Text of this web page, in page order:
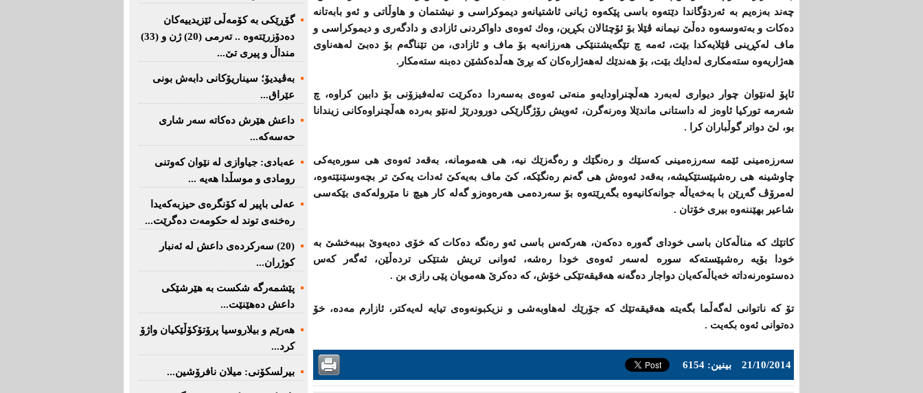
چه‌ند به‌زه‌یم به‌ ئه‌ردۆگاندا دێته‌وه‌ باسی‌ پێكه‌وه‌ ژیانی‌ ئاشتیانه‌و دیموكراسی‌ و نیشتمان و هاوڵاتی و ئه‌و بابه‌تانه‌
ده‌كات و به‌ته‌وسه‌وه‌ ده‌ڵێ‌ نیمانه‌ ڤێلا بۆ ئۆچئالان بكڕین، وه‌ك ئه‌وه‌ی‌ داواكردنی‌ ئازادی‌ و دادگه‌ری‌ و دیموكراسی‌ و
ماف له‌كڕینی‌ ڤێلایه‌كدا بێت، ئه‌مه‌ چ تێگه‌یشتنێكی‌ هه‌رزانه‌یه‌ بۆ ماف و ئازادی‌، من تێناگه‌م بۆ ده‌بێ‌ له‌هه‌ناوی‌
هه‌ژاریه‌وه‌ سته‌مكاری‌ له‌دایك بێت، بۆ هه‌ندێك له‌هه‌ژاره‌كان كه‌ بڕێ‌ هه‌ڵده‌كشێن ده‌بنه‌ سته‌مكار.
ئاپۆ له‌نێوان چوار دیواری‌ له‌به‌رد هه‌ڵچنراودایه‌و منه‌تی‌ ئه‌وه‌ی‌ به‌سه‌ردا ده‌كرێت ته‌له‌فیزۆنی‌ بۆ دابین كراوه‌، چ
شه‌رمه‌ توركیا ئاوه‌ز له‌ داستانی‌ ماندێلا وه‌رنه‌گرن، ئه‌ویش رۆژگارێكی‌ دورودرێژ له‌نێو به‌رده‌ هه‌ڵچنراوه‌كانی‌ زیندانا
بو، لێ‌ دواتر گوڵباران كرا .
سه‌رزه‌مینی‌ ئێمه‌ سه‌رزه‌مینی‌ كه‌سێك و ره‌نگێك و ره‌گه‌زێك نیه‌، هی‌ هه‌مومانه‌، به‌قه‌د ئه‌وه‌ی‌ هی‌ سوره‌یه‌كی‌
چاوشینه‌ هی‌ ره‌شپێستێكیشه‌، به‌قه‌د ئه‌وه‌ش هی‌ گه‌نم ره‌نگێكه‌، كێ‌ ماف به‌یه‌كێ‌ ئه‌دات یه‌كێ‌ تر بچه‌وسێنێته‌وه‌،
له‌مرۆڤ گه‌ڕێن با به‌خه‌یاڵه‌ جوانه‌كانیه‌وه‌ بگه‌ڕێته‌وه‌ بۆ سه‌رده‌می‌ هه‌ره‌وه‌زو گه‌له‌ كار هیچ نا مێروله‌كه‌ی‌ بێكه‌سی‌
شاعیر بهێننه‌وه‌ بیری‌ خۆتان .
كاتێك كه‌ مناڵه‌كان باسی‌ خودای‌ گه‌وره‌ ده‌كه‌ن، هه‌ركه‌س باسی‌ ئه‌و ره‌نگه‌ ده‌كات كه‌ خۆی‌ ده‌یه‌وێ‌ بیبه‌خشێ‌ به‌
خودا بۆیه‌ ره‌شپێسته‌كه‌ سوره‌ له‌سه‌ر ئه‌وه‌ی‌ خودا ره‌شه‌، ئه‌وانی‌ تریش شتێكی‌ ترده‌ڵێن، ئه‌گه‌ر كه‌س
ده‌ستوه‌رنه‌داته‌ خه‌یاڵه‌كه‌یان دواجار ده‌گه‌نه‌ هه‌قیقه‌تێكی‌ خۆش، كه‌ ده‌كرێ‌ هه‌مویان پێی‌ رازی‌ بن .
تۆ كه‌ ناتوانی‌ له‌گه‌ڵما بگه‌یته‌ هه‌قیقه‌تێك كه‌ جۆرێك له‌هاوبه‌شی‌ و نزیكبونه‌وه‌ی‌ تیایه‌ له‌یه‌كتر، ئازارم مه‌ده‌، خۆ
ده‌توانی‌ ئه‌وه‌ بكه‌یت .
21/10/2014 بینین: 6154
گۆڕێکی بە کۆمەڵی ئێزیدییەکان
دەدۆزرێتەوە .. تەرمی (20) ژن و (33)
منداڵ و پیری تێ...
بەڤیدیۆ؛ سیناریۆکانی دابەش بونی
عێراق...
داعش هێرش دەکاتە سەر شاری
حەسەکە...
عه‌بادی: جیاوازی له‌ نێوان کەوتنی
رومادی و موسڵدا هه‌یه‌ ...
عەلی باپیر لە کۆنگرەی حیزبەکەیدا
رەخنەی توند لە حکومەت دەگرێت...
(20) سه‌ركرده‌ی داعش لە ئەنبار
کوژران...
پێشمەرگە شكست بە هێرشێكی
داعش دەهێنێت...
هەرێم و بیلاروسیا پرۆتۆکۆڵێکیان واژۆ
کرد...
بیرلسكۆنی: میلان نافرۆشین...